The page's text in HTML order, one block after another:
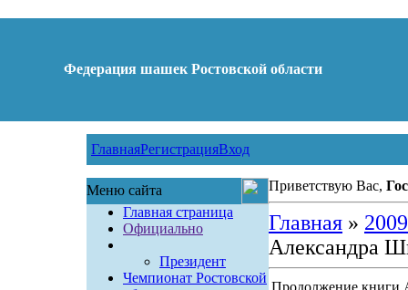
Федерация шашек Ростовской области
ГлавнаяРегистрацияВход
Меню сайта
Главная страница
Официально
Президент
Чемпионат Ростовской
Приветствую Вас,
Главная» 2009
Александра
Продолжение книги